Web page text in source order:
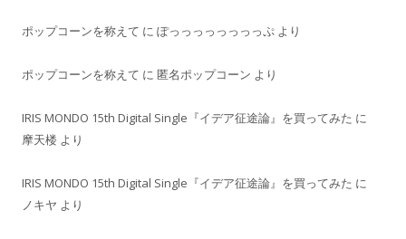
ポップコーンを称えて に ぽっっっっっっっっぷ より
ポップコーンを称えて に 匿名ポップコーン より
IRIS MONDO 15th Digital Single『イデア征途論』を買ってみた に
摩天楼 より
IRIS MONDO 15th Digital Single『イデア征途論』を買ってみた に
ノキヤ より